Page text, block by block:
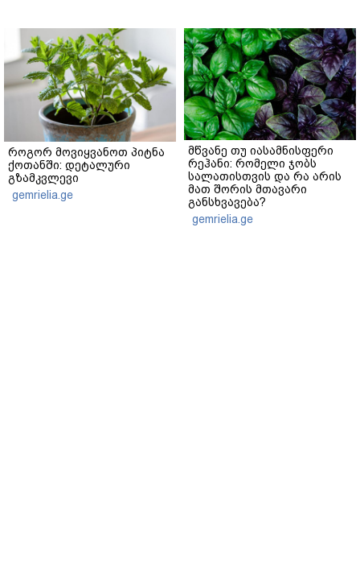
როგორ მოვიყვანოთ პიტნა
ქოთანში: დეტალური
გზამკვლევი
gemrielia.ge
მწვანე თუ იასამნისფერი
რეჰანი: რომელი ჯობს
სალათისთვის და რა არის
მათ შორის მთავარი
განსხვავება?
gemrielia.ge